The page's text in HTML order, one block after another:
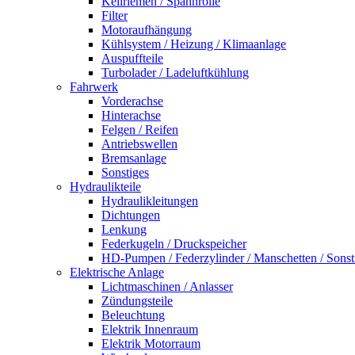
Filter
Motoraufhängung
Kühlsystem / Heizung / Klimaanlage
Auspuffteile
Turbolader / Ladeluftkühlung
Fahrwerk
Vorderachse
Hinterachse
Felgen / Reifen
Antriebswellen
Bremsanlage
Sonstiges
Hydraulikteile
Hydraulikleitungen
Dichtungen
Lenkung
Federkugeln / Druckspeicher
HD-Pumpen / Federzylinder / Manschetten /
Elektrische Anlage
Lichtmaschinen / Anlasser
Zündungsteile
Beleuchtung
Elektrik Innenraum
Elektrik Motorraum